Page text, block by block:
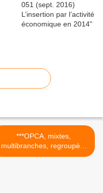
***OPCA, mixtes,
multibranches, regroupés,
les collecteurs CIF... >